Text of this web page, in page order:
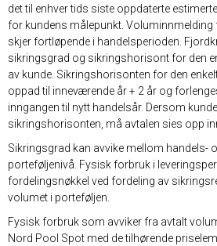
det til enhver tids siste oppdaterte
for kundens målepunkt.
skjer fortløpende i handelsperioden.
sikringsgrad og sikringshorisont for den
av kunde. Sikringshorisonten for den
oppad til inneværende år + 2 år og
inngangen til nytt handelsår. Dersom
sikringshorisonten, må avtalen sies opp
Sikringsgrad kan avvike mellom handels-
porteføljenivå. Fysisk forbruk i
fordelingsnøkkel ved fordeling av
volumet i porteføljen.
Fysisk forbruk som avviker fra avtalt
Nord Pool Spot med de tilhørende